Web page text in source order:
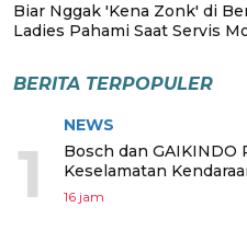
Biar Nggak 'Kena Zonk' di
Ladies Pahami Saat Servis
BERITA TERPOPULER
1
NEWS
Bosch dan
Keselamatan
16 jam